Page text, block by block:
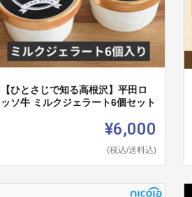
【ひとさじで知る高根沢】平田ロ
ッソ牛 ミルクジェラート6個セット
¥6,000
(税込/送料込)